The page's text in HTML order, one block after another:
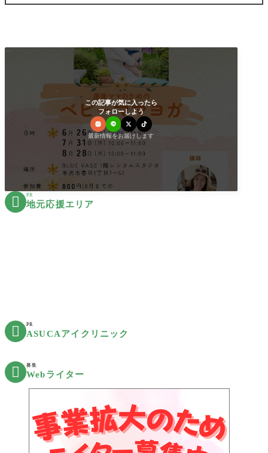
この記事が気に入ったら
フォローしよう
最新情報をお届けします
 PR
地元応援エリア
 PR
ASUCAアイクリニック
 募集
Webライター